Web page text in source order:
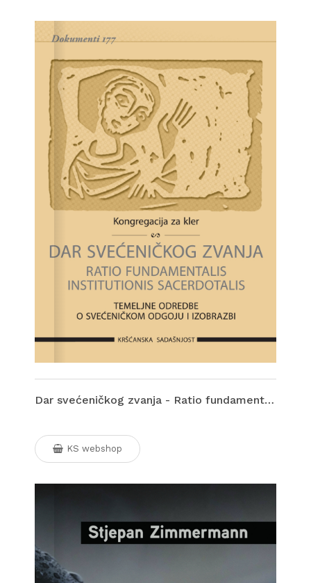
Dar svećeničkog zvanja - Ratio fundamentalis institutionis sacerdotalis (D-177)
KS webshop